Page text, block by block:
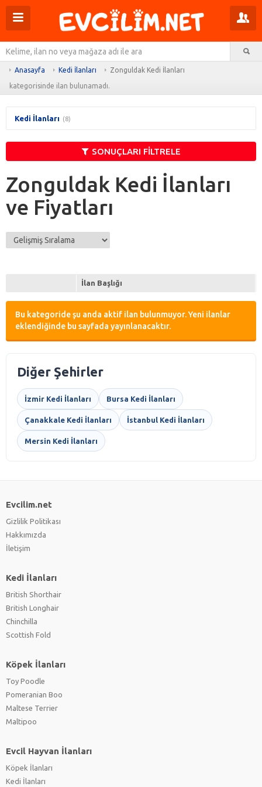
Menüyü
aç
Anasayfa Kedi İlanları Zonguldak Kedi İlanları
kategorisinde ilan bulunamadı.
Kedi İlanları (8)
SONUÇLARI FİLTRELE
Zonguldak Kedi İlanları
ve Fiyatları
İlan Başlığı
Bu kategoride şu anda aktif ilan bulunmuyor. Yeni ilanlar
eklendiğinde bu sayfada yayınlanacaktır.
Diğer Şehirler
İzmir Kedi İlanları Bursa Kedi İlanları
Çanakkale Kedi İlanları İstanbul Kedi İlanları
Mersin Kedi İlanları
Evcilim.net
Gizlilik Politikası
Hakkımızda
İletişim
Kedi İlanları
British Shorthair
British Longhair
Chinchilla
Scottish Fold
Köpek İlanları
Toy Poodle
Pomeranian Boo
Maltese Terrier
Maltipoo
Evcil Hayvan İlanları
Köpek İlanları
Kedi İlanları